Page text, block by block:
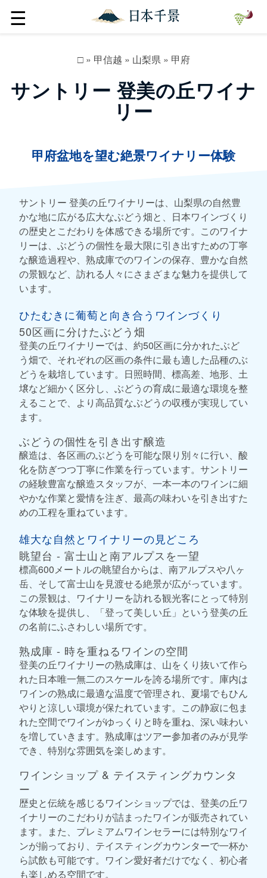
☰
□» 甲信越 » 山梨県» 甲府
サントリー 登美の丘ワイナ
リー
甲府盆地を望む絶景ワイナリー体験
サントリー 登美の丘ワイナリーは、山梨県の自然豊
かな地に広がる広大なぶどう畑と、日本ワインづくり
の歴史とこだわりを体感できる場所です。このワイナ
リーは、ぶどうの個性を最大限に引き出すための丁寧
な醸造過程や、熟成庫でのワインの保存、豊かな自然
の景観など、訪れる人々にさまざまな魅力を提供して
います。
ひたむきに葡萄と向き合うワインづくり
50区画に分けたぶどう畑
登美の丘ワイナリーでは、約50区画に分かれたぶど
う畑で、それぞれの区画の条件に最も適した品種のぶ
どうを栽培しています。日照時間、標高差、地形、土
壌など細かく区分し、ぶどうの育成に最適な環境を整
えることで、より高品質なぶどうの収穫が実現してい
ます。
ぶどうの個性を引き出す醸造
醸造は、各区画のぶどうを可能な限り別々に行い、酸
化を防ぎつつ丁寧に作業を行っています。サントリー
の経験豊富な醸造スタッフが、一本一本のワインに細
やかな作業と愛情を注ぎ、最高の味わいを引き出すた
めの工程を重ねています。
雄大な自然とワイナリーの見どころ
眺望台 - 富士山と南アルプスを一望
標高600メートルの眺望台からは、南アルプスや八ヶ
岳、そして富士山を見渡せる絶景が広がっています。
この景観は、ワイナリーを訪れる観光客にとって特別
な体験を提供し、「登って美しい丘」という登美の丘
の名前にふさわしい場所です。
熟成庫 - 時を重ねるワインの空間
登美の丘ワイナリーの熟成庫は、山をくり抜いて作ら
れた日本唯一無二のスケールを誇る場所です。庫内は
ワインの熟成に最適な温度で管理され、夏場でもひん
やりと涼しい環境が保たれています。この静寂に包ま
れた空間でワインがゆっくりと時を重ね、深い味わい
を増していきます。熟成庫はツアー参加者のみが見学
でき、特別な雰囲気を楽しめます。
ワインショップ & テイスティングカウンタ
ー
歴史と伝統を感じるワインショップでは、登美の丘ワ
イナリーのこだわりが詰まったワインが販売されてい
ます。また、プレミアムワインセラーには特別なワイ
ンが揃っており、テイスティングカウンターで一杯か
ら試飲も可能です。ワイン愛好者だけでなく、初心者
も楽しめる空間です。